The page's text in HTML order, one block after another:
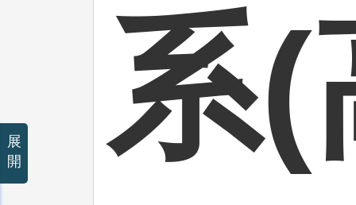
系(
展
開